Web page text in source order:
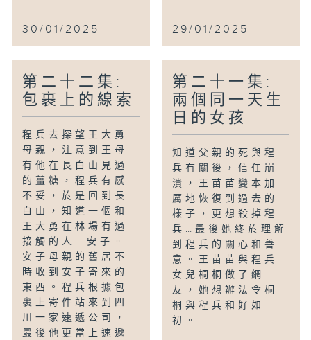
30/01/2025 29/01/2025
第二十二集:
包裹上的線索
程兵去探望王大勇
母親，注意到王母
有他在長白山見過
的薑糖，程兵有感
不妥，於是回到長
白山，知道一個和
王大勇在林場有過
接觸的人—安子。
安子母親的舊居不
時收到安子寄來的
東西。程兵根據包
裹上寄件站來到四
川一家速遞公司，
最後他更當上速遞
第二十一集:
兩個同一天生
日的女孩
知道父親的死與程
兵有關後，信任崩
潰，王苗苗變本加
厲地恢復到過去的
樣子，更想殺掉程
兵…最後她終於理解
到程兵的關心和善
意。王苗苗與程兵
女兒桐桐做了網
友，她想辦法令桐
桐與程兵和好如
初。